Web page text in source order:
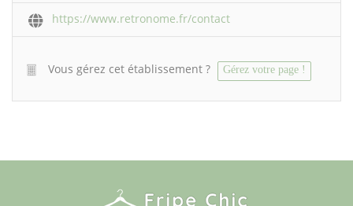
https://www.retronome.fr/contact
Vous gérez cet établissement ? Gérez votre page !